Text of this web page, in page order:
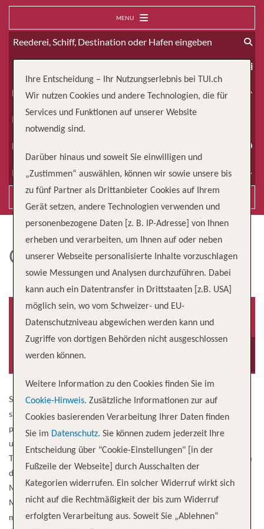
MENU
Erwachsene
Kinder
Dauer
Reiseart
CELEBRITY REFLECTION
Baujahr
2012
Besatzung
Stechen Sie mit der Celebrity Reflection® in See. Entspannen Sie
sich in stilvollen Unterkünften und genießen Sie all die
preisgekrönten Erlebnisse an Bord, die unsere Kreuzfahrten so
unglaublich machen. Unser exklusives Refugium für die Gäste von
The Retreat® umfasst das ein eigenes Restaurant und eine rund um
die Uhr geöffnete Lounge. Genießen Sie die kulinarischen
Möglichkeiten, wie etwa die ganz besonderen Restaurants mit
Menüs, die von Michelin-Sterneköchen kreiert wurden, und die
meistprämierte Weinauswahl auf See. Spielen Sie Ihre Lieblings-
Ihre Entscheidung – Ihr Nutzungserlebnis bei TUI.ch
Wir nutzen Cookies und andere Technologien, die für
Services und Funktionen auf unserer Website
notwendig sind.
Darüber hinaus und soweit Sie einwilligen und
„Zustimmen“ auswählen, können wir sowie unsere bis
zu fünf Partner als Drittanbieter Cookies auf Ihrem
Gerät setzen, andere Technologien verwenden und
personenbezogene Daten [z. B. IP-Adresse] von Ihnen
erheben und verarbeiten, um Ihnen auf oder neben
unserer Webseite personalisierte Inhalte vorzuschlagen
sowie Messungen und Analysen durchzuführen. Dabei
kann auch ein Datentransfer in Drittstaaten [z.B. USA]
möglich sein, wo vom Schweizer- und EU-
Datenschutzniveau abgewichen werden kann und
Zugriffe von dortigen Behörden nicht ausgeschlossen
werden können.
Weitere Information zu den Cookies finden Sie im
Cookie-Hinweis. Zusätzliche Informationen zur auf
Cookies basierenden Verarbeitung Ihrer Daten finden
Sie im Datenschutz. Sie können zudem jederzeit Ihre
Entscheidung über "Cookie-Einstellungen" [in der
Fußzeile der Webseite] durch Ausschalten der
Kategorien widerrufen. Ein solcher Widerruf wirkt sich
nicht auf die Rechtmäßigkeit der bis zum Widerruf
erfolgten Verarbeitung aus. Soweit Sie „Ablehnen“